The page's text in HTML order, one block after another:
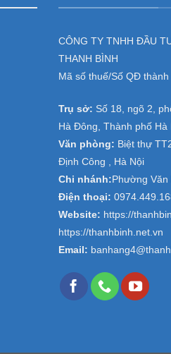
CÔNG TY TNHH ĐẦU
THANH BÌNH
Mã số thuế/Số QĐ thành
Trụ sở: Số 18, ngõ 2,
Hà Đông, Thành phố Hà
Văn phòng: Biệt thự
Định Công , Hà Nội
Chi nhánh:Phường Văn
Điện thoại:
Website: https://
https://thanhbinh.net.vn
Email: